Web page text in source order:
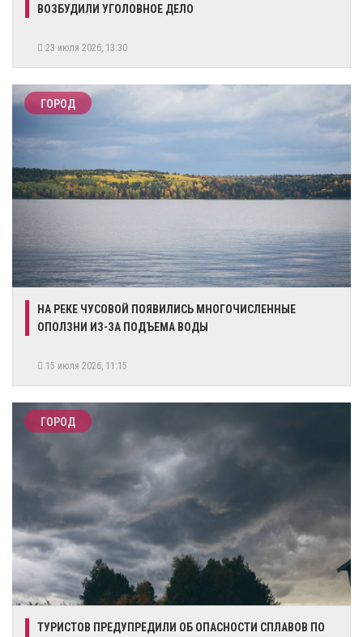
ВОЗБУДИЛИ УГОЛОВНОЕ ДЕЛО
23 июля 2026, 13:30
ГОРОД
НА РЕКЕ ЧУСОВОЙ ПОЯВИЛИСЬ МНОГОЧИСЛЕННЫЕ
ОПОЛЗНИ ИЗ-ЗА ПОДЪЕМА ВОДЫ
15 июля 2026, 11:15
ГОРОД
ТУРИСТОВ ПРЕДУПРЕДИЛИ ОБ ОПАСНОСТИ СПЛАВОВ ПО